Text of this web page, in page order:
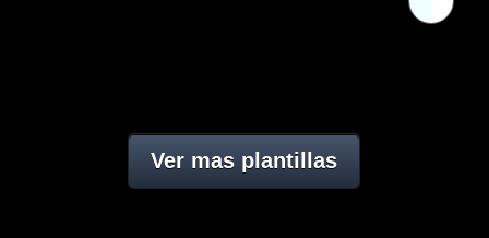
Ver mas plantillas